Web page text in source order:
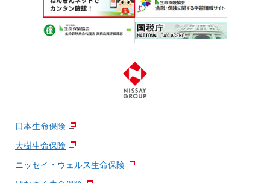
日本生命保険
大樹生命保険
ニッセイ・ウェルス生命保険